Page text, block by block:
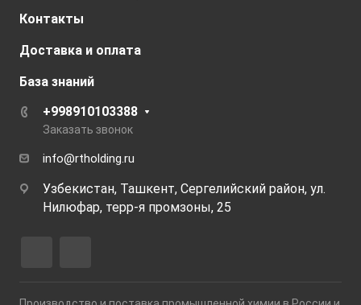
Контакты
Доставка и оплата
База знаний
+998910103388
Заказать звонок
info@rtholding.ru
Узбекистан, Ташкент, Сергелийский район, ул.
Нилюфар, терр-я промзоны, 25